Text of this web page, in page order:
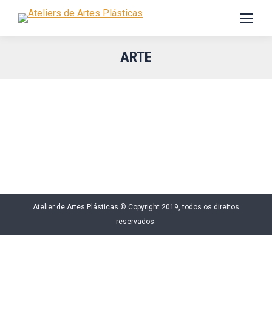
ARTE
Atelier de Artes Plásticas © Copyright 2019, todos os direitos
reservados.